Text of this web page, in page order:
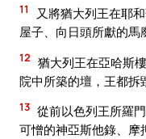
11
又將猶大列王在耶
屋子、向日頭所獻的馬
12 猶大列王在亞哈斯
院中所築的壇，王都拆
13 從前以色列王所羅
可憎的神亞斯他錄、摩